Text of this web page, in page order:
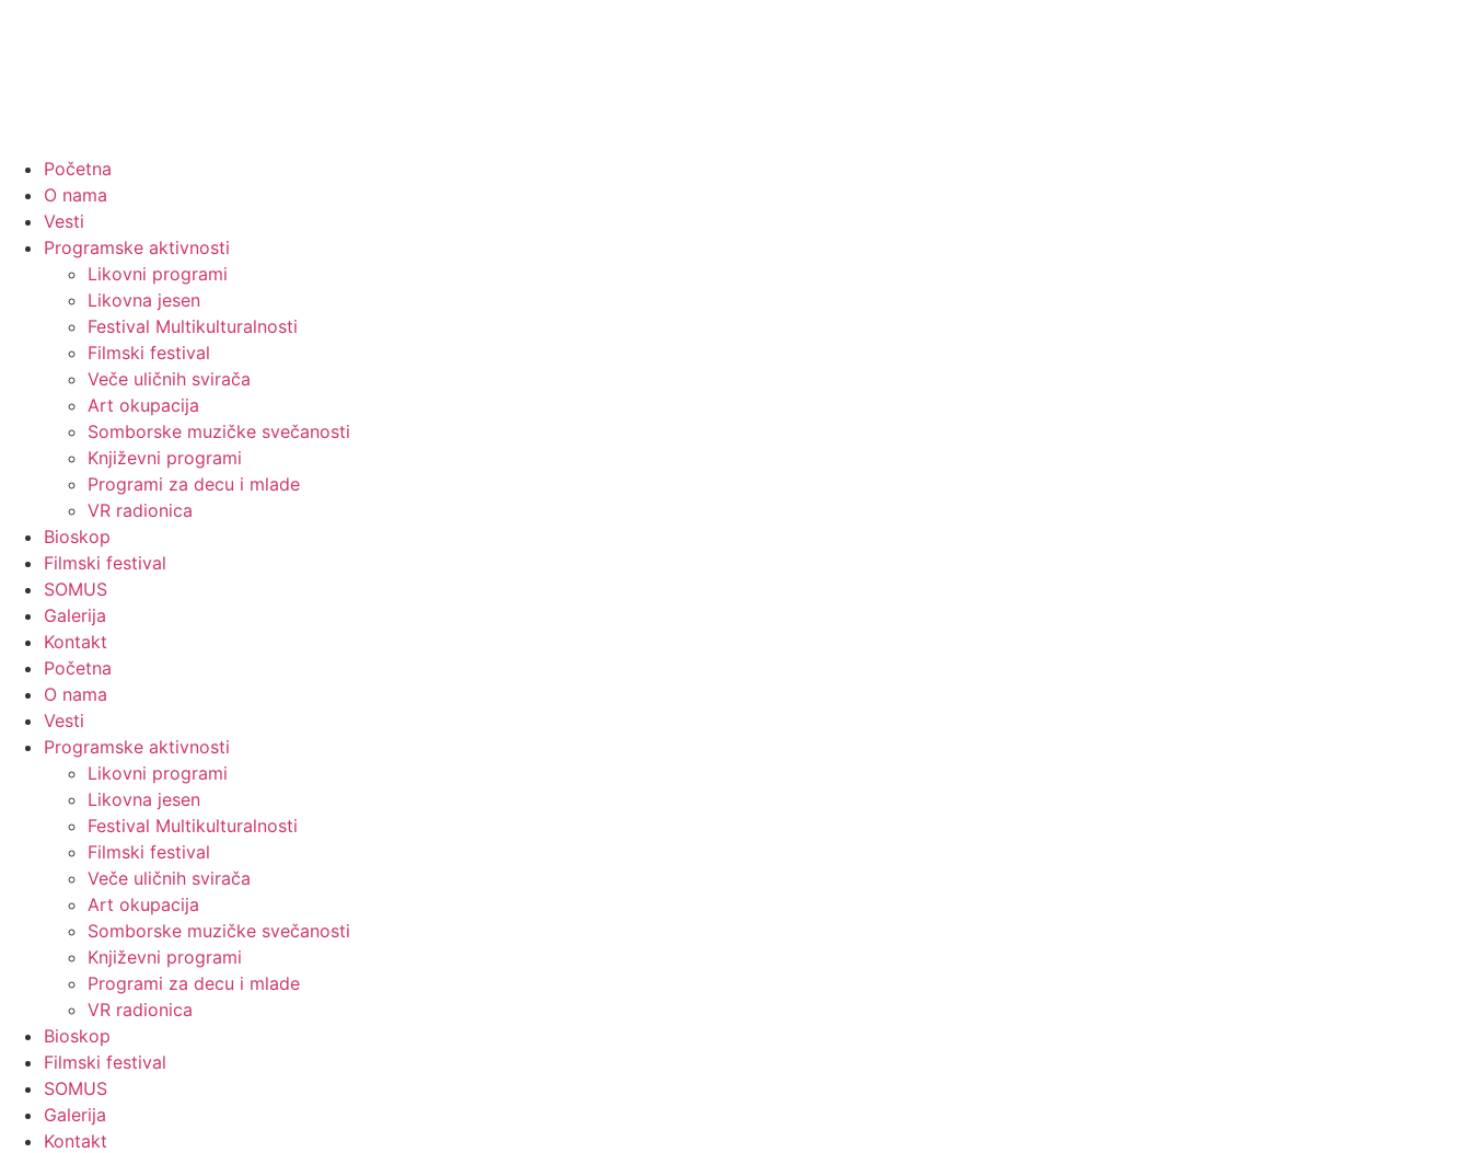
Početna
O nama
Vesti
Programske aktivnosti
Likovni programi
Likovna jesen
Festival Multikulturalnosti
Filmski festival
Veče uličnih svirača
Art okupacija
Somborske muzičke svečanosti
Književni programi
Programi za decu i mlade
VR radionica
Bioskop
Filmski festival
SOMUS
Galerija
Kontakt
Početna
O nama
Vesti
Programske aktivnosti
Likovni programi
Likovna jesen
Festival Multikulturalnosti
Filmski festival
Veče uličnih svirača
Art okupacija
Somborske muzičke svečanosti
Književni programi
Programi za decu i mlade
VR radionica
Bioskop
Filmski festival
SOMUS
Galerija
Kontakt